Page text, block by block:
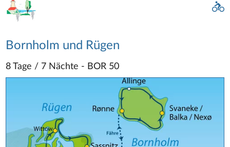
Bornholm und Rügen
8 Tage / 7 Nächte - BOR 50